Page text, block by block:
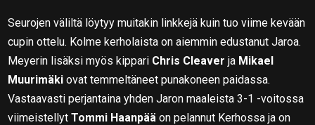
Seurojen väliltä löytyy muitakin linkkejä kuin tuo viime kevään
cupin ottelu. Kolme kerholaista on aiemmin edustanut Jaroa.
Meyerin lisäksi myös kippari Chris Cleaver ja Mikael
Muurimäki ovat temmeltäneet punakoneen paidassa.
Vastaavasti perjantaina yhden Jaron maaleista 3-1 -voitossa
viimeistellytTommi Haanpää on pelannut Kerhossa ja on